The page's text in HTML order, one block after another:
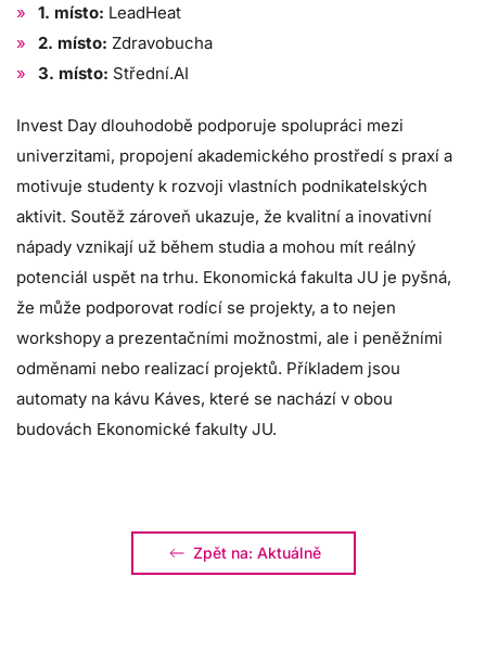
1. místo: LeadHeat
2. místo: Zdravobucha
3. místo: Střední.AI
Invest Day dlouhodobě podporuje spolupráci mezi
univerzitami, propojení akademického prostředí s praxí a
motivuje studenty k rozvoji vlastních podnikatelských
aktivit. Soutěž zároveň ukazuje, že kvalitní a inovativní
nápady vznikají už během studia a mohou mít reálný
potenciál uspět na trhu. Ekonomická fakulta JU je pyšná,
že může podporovat rodící se projekty, a to nejen
workshopy a prezentačními možnostmi, ale i peněžními
odměnami nebo realizací projektů. Příkladem jsou
automaty na kávu Káves, které se nachází v obou
budovách Ekonomické fakulty JU.
Zpět na: Aktuálně